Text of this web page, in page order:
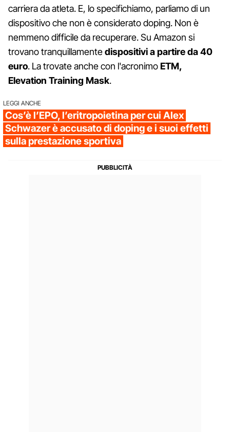
carriera da atleta. E, lo specifichiamo, parliamo di un
dispositivo che non è considerato doping. Non è
nemmeno difficile da recuperare. Su Amazon si
trovano tranquillamentedispositivi a partire da 40
euro. La trovate anche con l'acronimoETM,
Elevation Training Mask.
LEGGI ANCHE
Cos’è l’EPO, l’eritropoietina per cui Alex
Schwazer è accusato di doping e i suoi effetti
sulla prestazione sportiva